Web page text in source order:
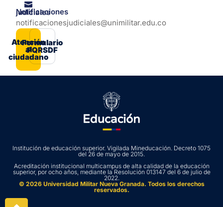
Notificaciones judiciales
notificacionesjudiciales@unimilitar.edu.co
Atención
al
ciudadano
Formulario
PQRSDF
Institución de educación superior. Vigilada Mineducación. Decreto 1075
del 26 de mayo de 2015.
Acreditación institucional multicampus de alta calidad de la educación
superior, por ocho años, mediante la Resolución 013147 del 6 de julio de
2022.
© 2026 Universidad Militar Nueva Granada. Todos los derechos
reservados.